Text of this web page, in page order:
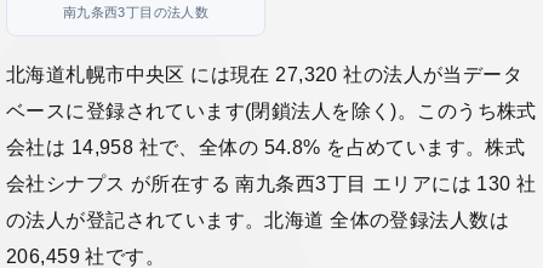
南九条西3丁目の法人数
北海道札幌市中央区 には現在 27,320 社の法人が当データ
ベースに登録されています(閉鎖法人を除く)。このうち株式
会社は 14,958 社で、全体の 54.8% を占めています。株式
会社シナプス が所在する 南九条西3丁目 エリアには 130 社
の法人が登記されています。北海道 全体の登録法人数は
206,459 社です。